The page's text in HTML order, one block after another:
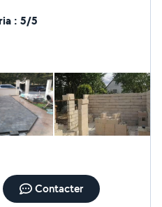
des travaux de
: 5/5
Contacter